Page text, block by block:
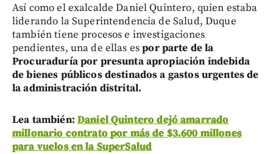
Así como el exalcalde Daniel Quintero, quien estaba
liderando la Superintendencia de Salud, Duque
también tiene procesos e investigaciones
pendientes, una de ellas espor parte de la
Procuraduría por presunta apropiación indebida
de bienes públicos destinados a gastos urgentes de
la administración distrital.
Lea también: Daniel Quintero dejó amarrado
millonario contrato por más de $3.600 millones
para vuelos en la SuperSalud